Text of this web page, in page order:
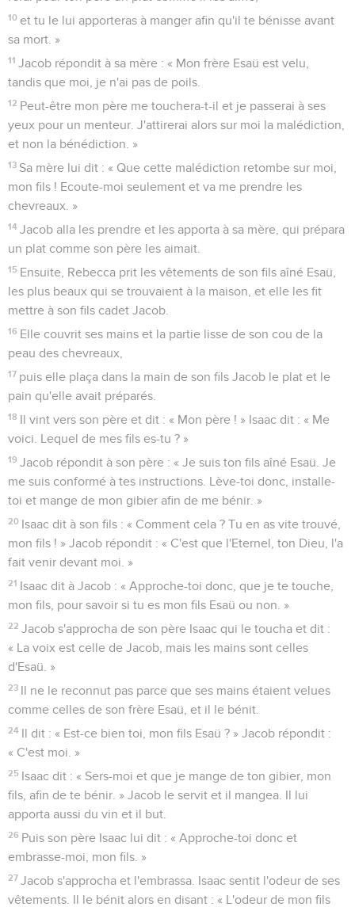
10 et tu le lui apporteras à manger afin qu'il te bénisse avant
sa mort. »
11 Jacob répondit à sa mère : « Mon frère Esaü est velu,
tandis que moi, je n'ai pas de poils.
12 Peut-être mon père me touchera-t-il et je passerai à ses
yeux pour un menteur. J'attirerai alors sur moi la malédiction,
et non la bénédiction. »
13 Sa mère lui dit : « Que cette malédiction retombe sur moi,
mon fils ! Ecoute-moi seulement et va me prendre les
chevreaux. »
14 Jacob alla les prendre et les apporta à sa mère, qui prépara
un plat comme son père les aimait.
15 Ensuite, Rebecca prit les vêtements de son fils aîné Esaü,
les plus beaux qui se trouvaient à la maison, et elle les fit
mettre à son fils cadet Jacob.
16 Elle couvrit ses mains et la partie lisse de son cou de la
peau des chevreaux,
17 puis elle plaça dans la main de son fils Jacob le plat et le
pain qu'elle avait préparés.
18 Il vint vers son père et dit : « Mon père ! » Isaac dit : « Me
voici. Lequel de mes fils es-tu ? »
19 Jacob répondit à son père : « Je suis ton fils aîné Esaü. Je
me suis conformé à tes instructions. Lève-toi donc, installe-
toi et mange de mon gibier afin de me bénir. »
20 Isaac dit à son fils : « Comment cela ? Tu en as vite trouvé,
mon fils ! » Jacob répondit : « C'est que l'Eternel, ton Dieu, l'a
fait venir devant moi. »
21 Isaac dit à Jacob : « Approche-toi donc, que je te touche,
mon fils, pour savoir si tu es mon fils Esaü ou non. »
22 Jacob s'approcha de son père Isaac qui le toucha et dit :
« La voix est celle de Jacob, mais les mains sont celles
d'Esaü. »
23 Il ne le reconnut pas parce que ses mains étaient velues
comme celles de son frère Esaü, et il le bénit.
24 Il dit : « Est-ce bien toi, mon fils Esaü ? » Jacob répondit :
« C'est moi. »
25 Isaac dit : « Sers-moi et que je mange de ton gibier, mon
fils, afin de te bénir. » Jacob le servit et il mangea. Il lui
apporta aussi du vin et il but.
26 Puis son père Isaac lui dit : « Approche-toi donc et
embrasse-moi, mon fils. »
27 Jacob s'approcha et l'embrassa. Isaac sentit l'odeur de ses
vêtements. Il le bénit alors en disant : « L'odeur de mon fils